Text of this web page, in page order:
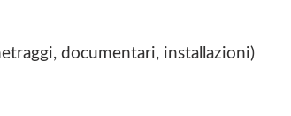
documentari, installazioni)